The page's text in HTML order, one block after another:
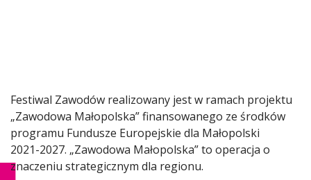
Festiwal Zawodów realizowany jest w ramach projektu
„Zawodowa Małopolska” finansowanego ze środków
programu Fundusze Europejskie dla Małopolski
2021-2027. „Zawodowa Małopolska” to operacja o
znaczeniu strategicznym dla regionu.